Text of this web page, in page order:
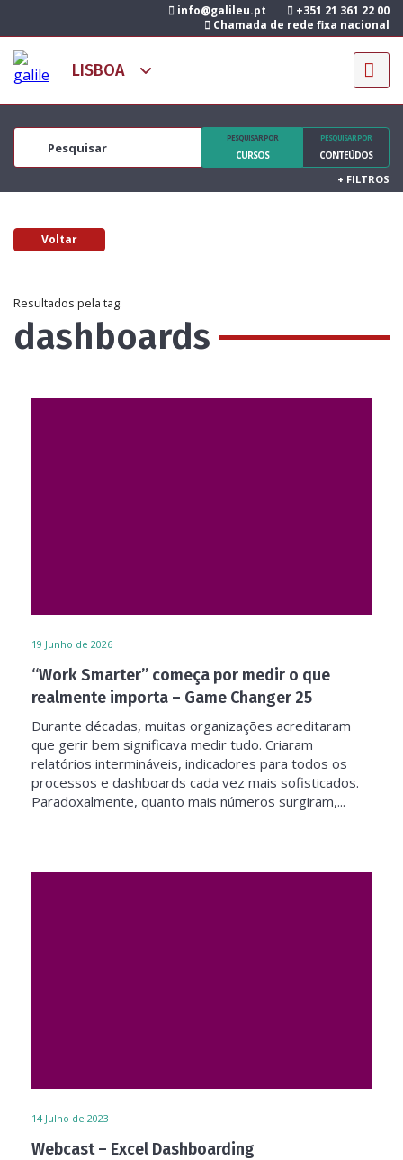
info@galileu.pt
+351 21 361 22 00
Chamada de rede fixa nacional
PESQUISAR POR
CURSOS
PESQUISAR POR
CONTEÚDOS
+ FILTROS
Voltar
Resultados pela tag:
dashboards
19 Junho de 2026
“Work Smarter” começa por medir o que
realmente importa – Game Changer 25
Durante décadas, muitas organizações acreditaram
que gerir bem significava medir tudo. Criaram
relatórios intermináveis, indicadores para todos os
processos e dashboards cada vez mais sofisticados.
Paradoxalmente, quanto mais números surgiram,...
14 Julho de 2023
Webcast – Excel Dashboarding